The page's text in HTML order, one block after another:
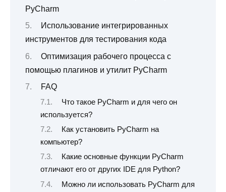
PyCharm
Использование интегрированных
инструментов для тестирования кода
Оптимизация рабочего процесса с
помощью плагинов и утилит PyCharm
FAQ
Что такое PyCharm и для чего он
используется?
Как установить PyCharm на
компьютер?
Какие основные функции PyCharm
отличают его от других IDE для Python?
Можно ли использовать PyCharm для